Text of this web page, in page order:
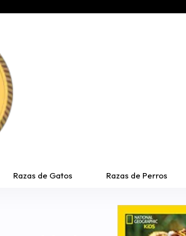
Razas de Gatos Razas de Perros